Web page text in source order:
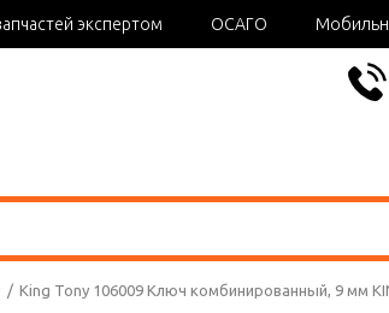
экспертом ОСАГО
/ King Tony 106009 Ключ комбинированный, 9 мм